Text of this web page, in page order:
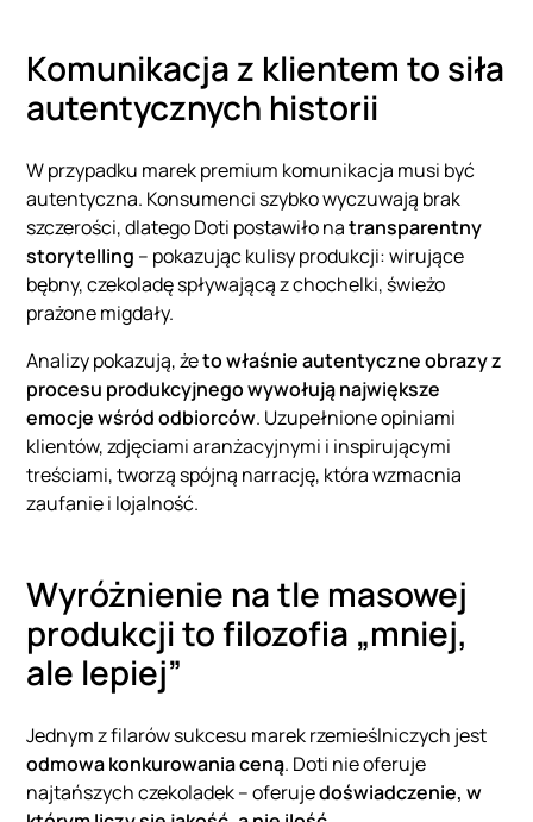
Komunikacja z klientem to siła
autentycznych historii
W przypadku marek premium komunikacja musi być
autentyczna. Konsumenci szybko wyczuwają brak
szczerości, dlatego Doti postawiło natransparentny
storytelling – pokazując kulisy produkcji: wirujące
bębny, czekoladę spływającą z chochelki, świeżo
prażone migdały.
Analizy pokazują, żeto właśnie autentyczne obrazy z
procesu produkcyjnego wywołują największe
emocje wśród odbiorców. Uzupełnione opiniami
klientów, zdjęciami aranżacyjnymi i inspirującymi
treściami, tworzą spójną narrację, która wzmacnia
zaufanie i lojalność.
Wyróżnienie na tle masowej
produkcji to filozofia „mniej,
ale lepiej”
Jednym z filarów sukcesu marek rzemieślniczych jest
odmowa konkurowania ceną. Doti nie oferuje
najtańszych czekoladek – oferujedoświadczenie, w